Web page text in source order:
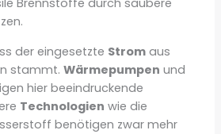
Brennstoffe durch saubere
der eingesetzte Strom aus
stammt.Wärmepumpen und
hier beeindruckende
Technologien wie die
benötigen zwar mehr